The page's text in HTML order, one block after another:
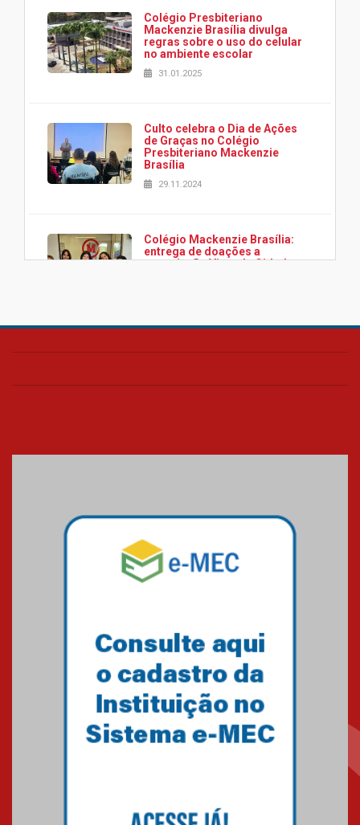
Colégio Presbiteriano
Mackenzie Brasília divulga
regras sobre o uso do celular
no ambiente escolar
31.01.2025
Culto celebra o Dia de Ações
de Graças no Colégio
Presbiteriano Mackenzie
Brasília
29.11.2024
Colégio Mackenzie Brasília:
entrega de doações a
associação Viver da Cidade
Colégio Presbiteriano
os funcionários
07.11.2024
Equipe de saltos ornamentais
do Mackenzie Brasília
Gravação do projeto “Mais de
31 mil vozes com a Palavra” é
realizado no Colégio
Mackenzie Brasília
25.10.2024
Brasília conquistam medalhas
em importantes competições